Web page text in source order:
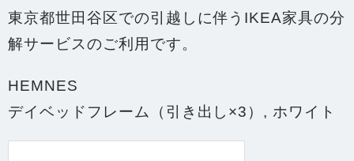
東京都世田谷区での引越しに伴うIKEA家具の分
解サービスのご利用です。
HEMNES
デイベッドフレーム（引き出し×3）, ホワイト